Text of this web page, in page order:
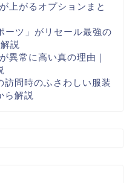
上がるオプションまと
ーツ」がリセール最強の
説
異常に高い真の理由｜
訪問時のふさわしい服装
ら解説